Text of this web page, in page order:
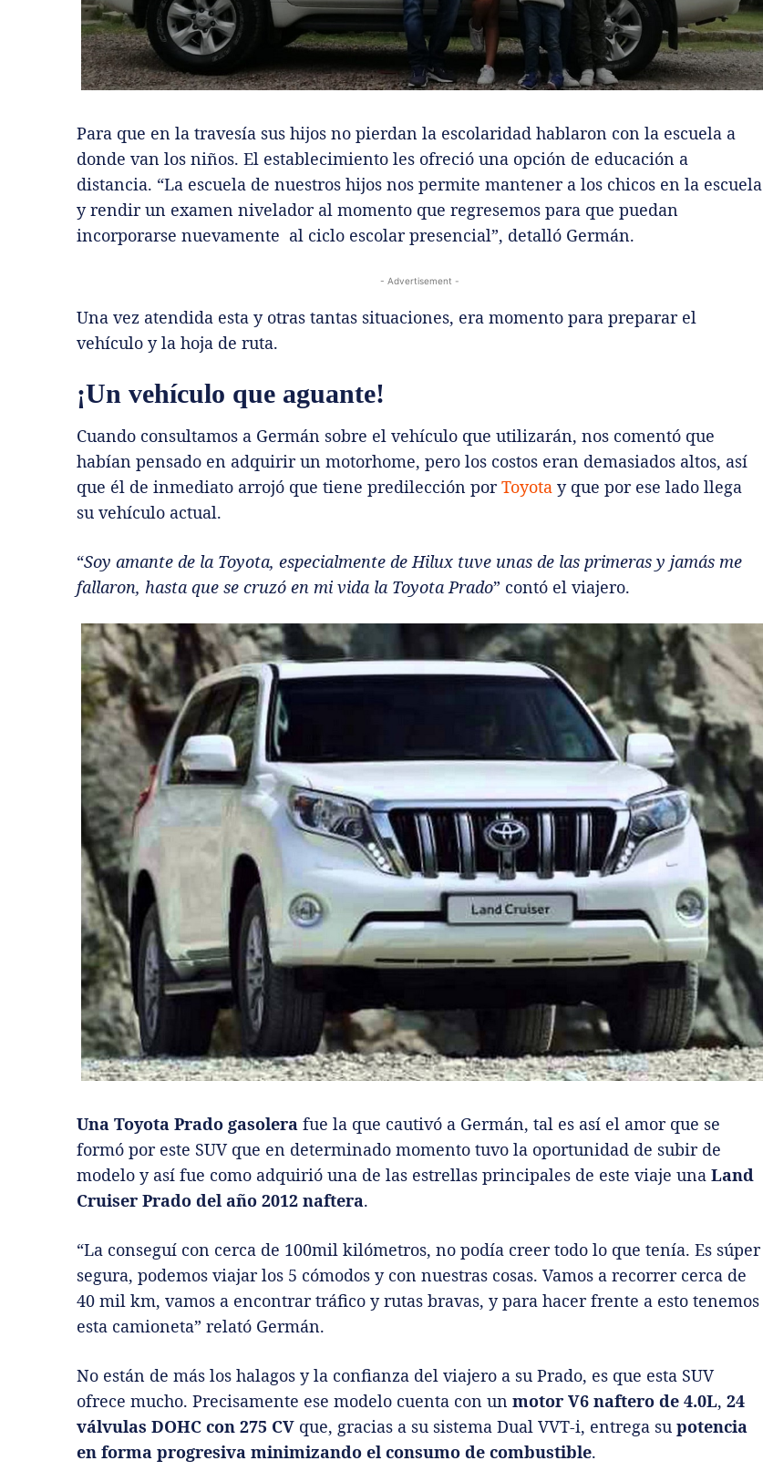
Para que en la travesía sus hijos no pierdan la escolaridad hablaron con la escuela a
donde van los niños. El establecimiento les ofreció una opción de educación a
distancia. “La escuela de nuestros hijos nos permite mantener a los chicos en la escuela
y rendir un examen nivelador al momento que regresemos para que puedan
incorporarse nuevamente al ciclo escolar presencial”, detalló Germán.
- Advertisement -
Una vez atendida esta y otras tantas situaciones, era momento para preparar el
vehículo y la hoja de ruta.
¡Un vehículo que aguante!
Cuando consultamos a Germán sobre el vehículo que utilizarán, nos comentó que
habían pensado en adquirir un motorhome, pero los costos eran demasiados altos, así
que él de inmediato arrojó que tiene predilección porToyota y que por ese lado llega
su vehículo actual.
“Soy amante de la Toyota, especialmente de Hilux tuve unas de las primeras y jamás me
fallaron, hasta que se cruzó en mi vida la Toyota Prado” contó el viajero.
Una Toyota Prado gasolera fue la que cautivó a Germán, tal es así el amor que se
formó por este SUV que en determinado momento tuvo la oportunidad de subir de
modelo y así fue como adquirió una de las estrellas principales de este viaje una Land
Cruiser Prado del año 2012 naftera.
“La conseguí con cerca de 100mil kilómetros, no podía creer todo lo que tenía. Es súper
segura, podemos viajar los 5 cómodos y con nuestras cosas. Vamos a recorrer cerca de
40 mil km, vamos a encontrar tráfico y rutas bravas, y para hacer frente a esto tenemos
esta camioneta” relató Germán.
No están de más los halagos y la confianza del viajero a su Prado, es que esta SUV
ofrece mucho. Precisamente ese modelo cuenta con un motor V6 naftero de 4.0L, 24
válvulas DOHC con 275 CV que, gracias a su sistema Dual VVT-i, entrega su potencia
en forma progresiva minimizando el consumo de combustible.